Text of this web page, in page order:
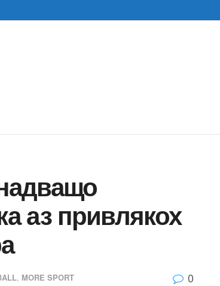
аз привлякох
, MORE SPORT 0